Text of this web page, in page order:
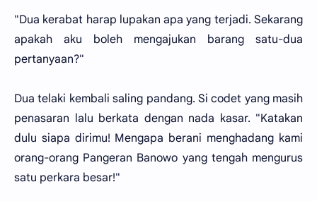
"Dua kerabat harap lupakan apa yang terjadi. Sekarang
apakah aku boleh mengajukan barang satu-dua
pertanyaan?"
Dua telaki kembali saling pandang. Si codet yang masih
penasaran lalu berkata dengan nada kasar. "Katakan
dulu siapa dirimu! Mengapa berani menghadang kami
orang-orang Pangeran Banowo yang tengah mengurus
satu perkara besar!"